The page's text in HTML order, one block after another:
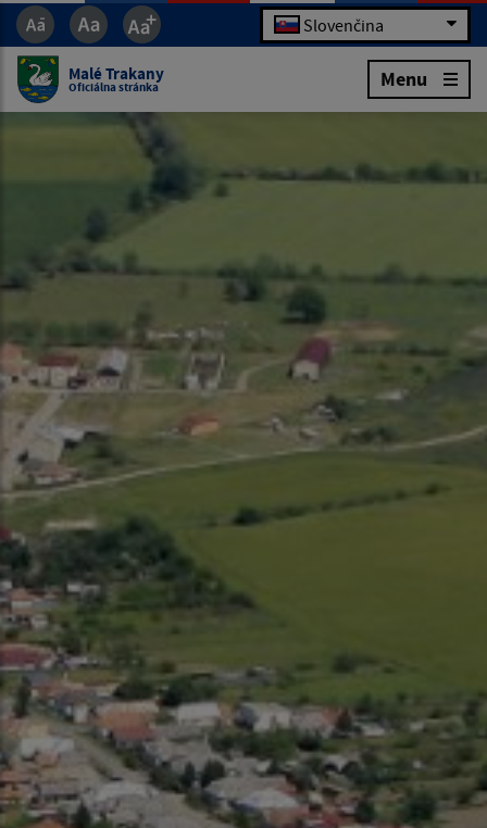
Slovenčina
Malé Trakany
Oficiálna stránka Menu